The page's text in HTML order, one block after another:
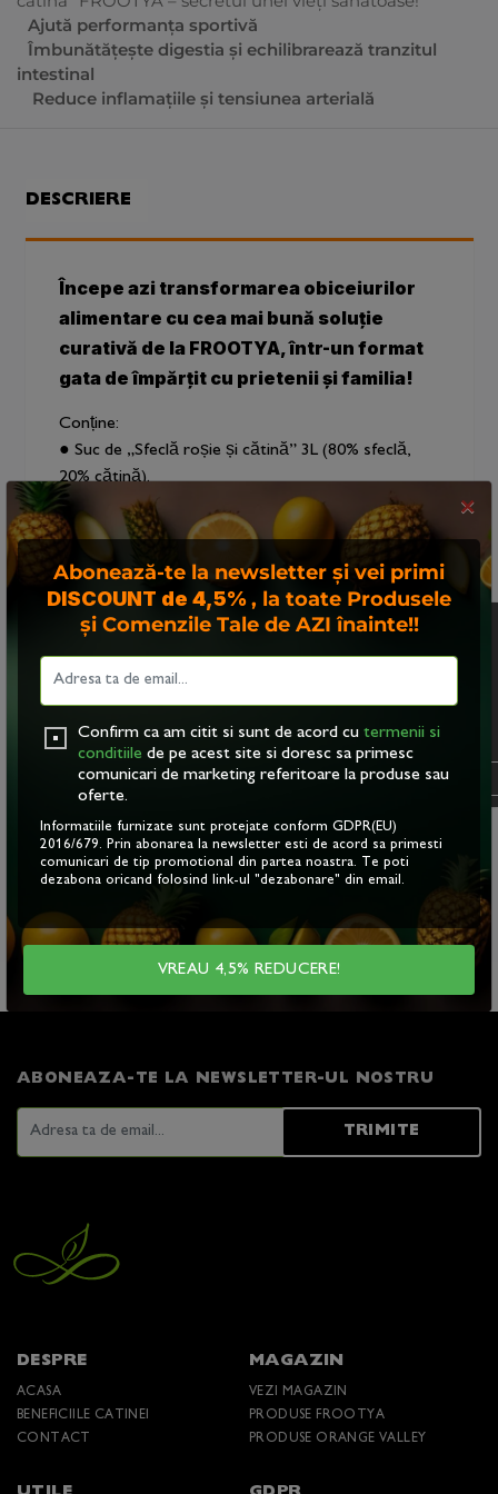
Ajută performanța sportivă
Îmbunătățește digestia și echilibrarează tranzitul
intestinal
Reduce inflamațiile și tensiunea arterială
DESCRIERE
Începe azi transformarea obiceiurilor
alimentare cu cea mai bună soluție
curativă de la FROOTYA, într-un format
gata de împărțit cu prietenii și familia!
Conține:
● Suc de „Sfeclă roșie și cătină” 3L (80% sfeclă,
20% cătină).
De ce să consumi suc de sfeclă roșie și cătină?
Acest suc natural este o sursă bogată de vitamine
și antioxidanți, esențiali pentru buna funcționare a
tuturor funcțiilor organismului. Toate sucurile sunt
obținute din ingrediente naturale, fără aditivi sau
conservanți, păstrându-și intacte gustul și
Recomandări și afecțiuni:
● Suc de „Sfeclă roșie și cătină”- suport digestiv,
imunitate, recuperare după efort fizic (recomandat
pentru familii și seniori)
Comandă acum sucul tău FROOTYA și
bucură-te de o viață mai sănătoasă și
ABONEAZA-TE LA NEWSLETTER-UL NOSTRU
TRIMITE
DESPRE
ACASA
BENEFICIILE CATINEI
CONTACT
MAGAZIN
VEZI MAGAZIN
PRODUSE FROOTYA
PRODUSE ORANGE VALLEY
Acest site foloseste
cookie
OK
×
Abonează-te la newsletter și vei primi
DISCOUNT de 4,5%, la toate Produsele
și Comenzile Tale de AZI înainte!!
Confirm ca am citit si sunt de acord cu termenii si
conditiile de pe acest site si doresc sa primesc
comunicari de marketing referitoare la produse sau
oferte.
Informatiile furnizate sunt protejate conform GDPR(EU)
2016/679. Prin abonarea la newsletter esti de acord sa primesti
comunicari de tip promotional din partea noastra. Te poti
dezabona oricand folosind link-ul "dezabonare" din email.
VREAU 4,5% REDUCERE!